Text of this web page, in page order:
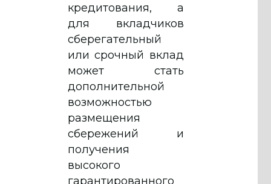
кредитования, а
для вкладчиков
сберегательный
или срочный вклад
может стать
дополнительной
возможностью
размещения
сбережений и
получения
высокого
гарантированного